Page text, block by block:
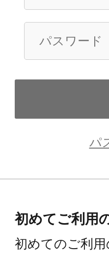
パ
初めてご利用
初めてのご利